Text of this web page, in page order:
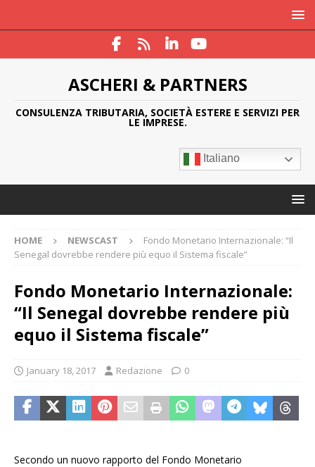
ASCHERI & PARTNERS
CONSULENZA TRIBUTARIA, SOCIETÀ ESTERE E SERVIZI PER
LE IMPRESE.
Italiano
HOME NEWSCAST
Fondo Monetario Internazionale: “Il
Senegal dovrebbe rendere più equo il Sistema fiscale”
Fondo Monetario Internazionale:
“Il Senegal dovrebbe rendere più
equo il Sistema fiscale”
January 18, 2017 Redazione 0
Secondo un nuovo rapporto del Fondo Monetario